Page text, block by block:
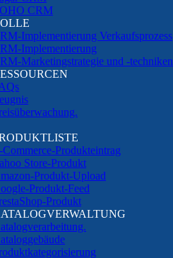
CRM
Implementierung Verkaufsprozess
Implementierung
Marketingstrategie und -techniken
Commerce-Produkteintrag
Store-Produkt
Produkt-Upload
Produkt-Feed
Produkt